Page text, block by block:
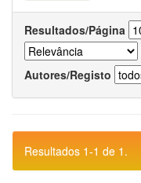
Resultados/Página
Autores/Registo
Resultados 1-1 de 1.